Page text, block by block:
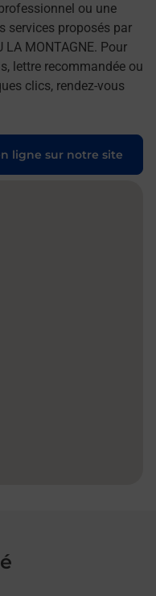
ou une
services proposés par
MONTAGNE. Pour
lettre recommandée ou
clics, rendez-vous
ligne sur notre site